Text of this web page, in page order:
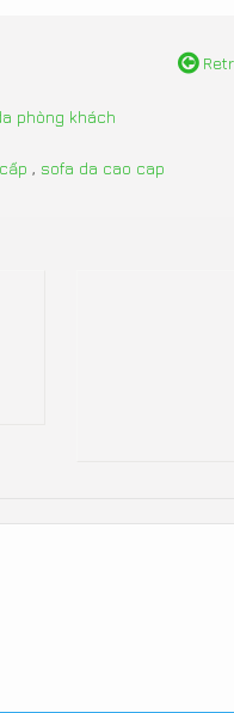
phòng khách
, sofa da cao cap